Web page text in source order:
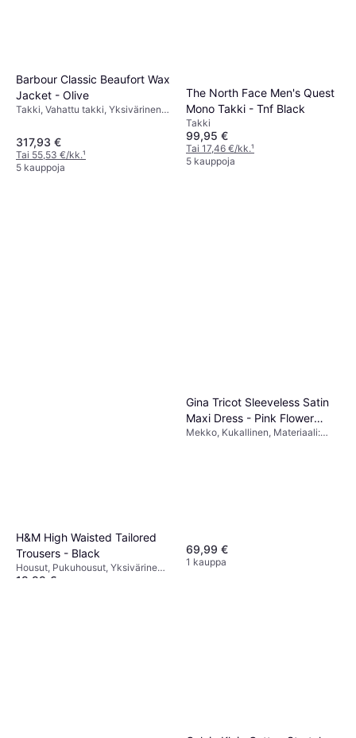
Barbour Classic Beaufort Wax
Jacket - Olive
Takki, Vahattu takki, Yksivärinen,
Polyesteri, Vahattu, Vuorattu,
Tuulenpitävä, Taskut,
Vettähylkivä, Irrotettava Huppu
317,93 €
Tai 55,53 €/kk.¹
5 kauppoja
The North Face Men's Quest
Mono Takki - Tnf Black
Takki
99,95 €
Tai 17,46 €/kk.¹
5 kauppoja
H&M High Waisted Tailored
Trousers - Black
Housut, Pukuhousut, Yksivärinen,
Materiaali:
19,99 €
Gina Tricot Sleeveless Satin
Maxi Dress - Pink Flower
Print
Mekko, Kukallinen, Materiaali:
69,99 €
1 kauppa